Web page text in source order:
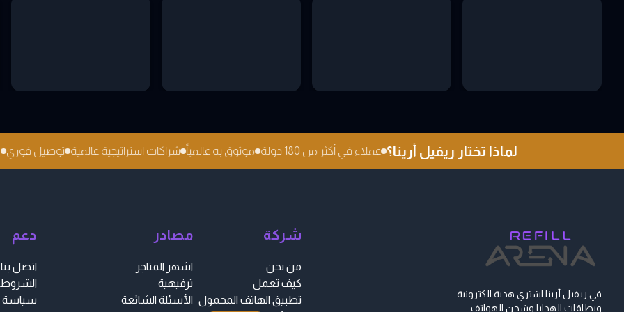
لماذا تختار ريفيل أرينا؟ عملاء في أكثر من 180 دولة موثوق به عالمياً شراكات استراتيجية عالمية توصيل فوري
في ريفيل أرينا اشتري هدية الكترونية
وبطاقات الهدايا وشحن الهواتف
شركة
من نحن
كيف تعمل
تطبيق الهاتف المحمول
مصادر
اشهر المتاجر
ترفيهية
الأسئلة الشائعة
دعم
اتصل بنا
الشروط
سياسة